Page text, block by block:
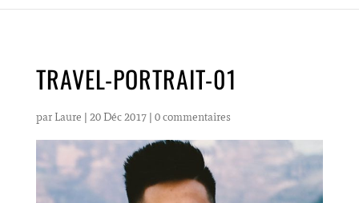
TRAVEL-PORTRAIT-01
par Laure | 20 Déc 2017| 0 commentaires